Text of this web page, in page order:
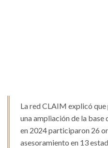
La red CLAIM explicó
una ampliación de la
en 2024 participaron 26
asesoramiento en 13